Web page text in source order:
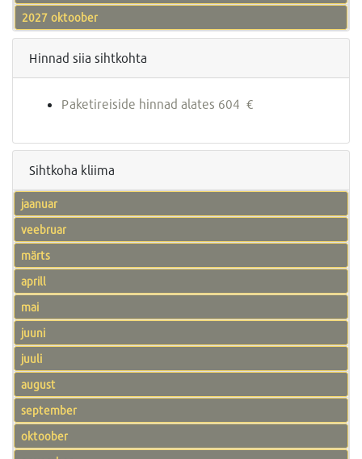
2027 oktoober
Hinnad siia sihtkohta
Paketireiside hinnad alates 604 €
Sihtkoha kliima
jaanuar
veebruar
märts
aprill
mai
juuni
juuli
august
september
oktoober